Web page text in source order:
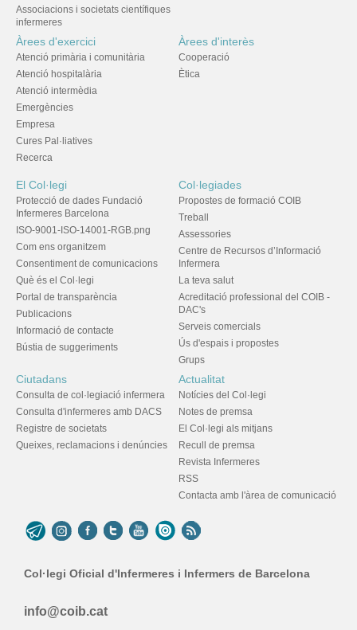
Associacions i societats científiques
infermeres
Àrees d'exercici
Atenció primària i comunitària
Atenció hospitalària
Atenció intermèdia
Emergències
Empresa
Cures Pal·liatives
Recerca
Àrees d'interès
Cooperació
Ètica
El Col·legi
Protecció de dades Fundació
Infermeres Barcelona
ISO-9001-ISO-14001-RGB.png
Com ens organitzem
Consentiment de comunicacions
Què és el Col·legi
Portal de transparència
Publicacions
Informació de contacte
Bústia de suggeriments
Col·legiades
Propostes de formació COIB
Treball
Assessories
Centre de Recursos d’Informació
Infermera
La teva salut
Acreditació professional del COIB -
DAC's
Serveis comercials
Ús d'espais i propostes
Grups
Ciutadans
Consulta de col·legiació infermera
Consulta d'infermeres amb DACS
Registre de societats
Queixes, reclamacions i denúncies
Actualitat
Notícies del Col·legi
Notes de premsa
El Col·legi als mitjans
Recull de premsa
Revista Infermeres
RSS
Contacta amb l'àrea de comunicació
Col·legi Oficial d'Infermeres i Infermers de Barcelona
info@coib.cat